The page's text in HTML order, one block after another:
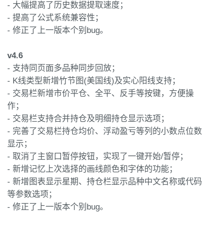
- 大幅提高了历史数据提取速度；
- 提高了公式系统兼容性；
- 修正了上一版本个别bug。
v4.6
- 支持同页面多品种同步回放；
- K线类型新增竹节图(美国线)及实心阳线支持；
- 交易栏新增市价平仓、全平、反手等按键，方便操
作；
- 交易栏支持合并持仓及明细持仓显示选项；
- 完善了交易栏持仓均价、浮动盈亏等列的小数点位数
显示；
- 取消了主窗口暂停按钮，实现了一键开始/暂停；
- 新增记忆上次选择的画线颜色和字体的功能；
- 新增图表显示星期、持仓栏显示品种中文名称或代码
等参数选项；
- 修正了上一版本个别bug。